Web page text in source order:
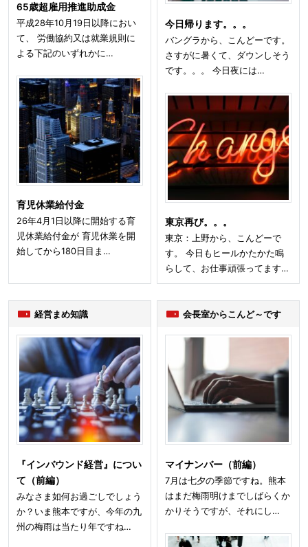
65歳超雇用推進助成金
平成28年10月19日以降におい
て、 労働協約又は就業規則に
よる下記のいずれかに…
育児休業給付金
26年4月1日以降に開始する育
児休業給付金が 育児休業を開
始してから180日目ま…
今日帰ります。。。
バングラから、こんどーです。
さすがに暑くて、ダウンしそう
です。。。 今日夜には…
東京再び。。。
東京：上野から、こんどーで
す。 今日もヒールかたかた鳴
らして、お仕事頑張ってます…
経営まめ知識
『インバウンド経営』につい
て（前編）
みなさま如何お過ごしでしょう
か？いま熊本ですが、今年の九
州の梅雨は当たり年ですね…
会長室からこんど～です
マイナンバー（前編）
7月は七夕の季節ですね。熊本
はまだ梅雨明けまでしばらくか
かりそうですが、それにし…